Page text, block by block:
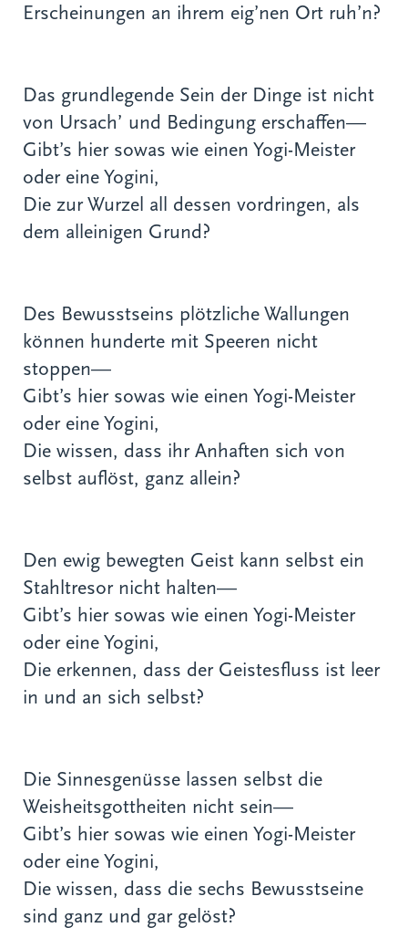
Erscheinungen an ihrem eig’nen Ort ruh’n?
Das grundlegende Sein der Dinge ist nicht
von Ursach’ und Bedingung erschaffen—
Gibt’s hier sowas wie einen Yogi-Meister
oder eine Yogini,
Die zur Wurzel all dessen vordringen, als
dem alleinigen Grund?
Des Bewusstseins plötzliche Wallungen
können hunderte mit Speeren nicht
stoppen—
Gibt’s hier sowas wie einen Yogi-Meister
oder eine Yogini,
Die wissen, dass ihr Anhaften sich von
selbst auflöst, ganz allein?
Den ewig bewegten Geist kann selbst ein
Stahltresor nicht halten—
Gibt’s hier sowas wie einen Yogi-Meister
oder eine Yogini,
Die erkennen, dass der Geistesfluss ist leer
in und an sich selbst?
Die Sinnesgenüsse lassen selbst die
Weisheitsgottheiten nicht sein—
Gibt’s hier sowas wie einen Yogi-Meister
oder eine Yogini,
Die wissen, dass die sechs Bewusstseine
sind ganz und gar gelöst?